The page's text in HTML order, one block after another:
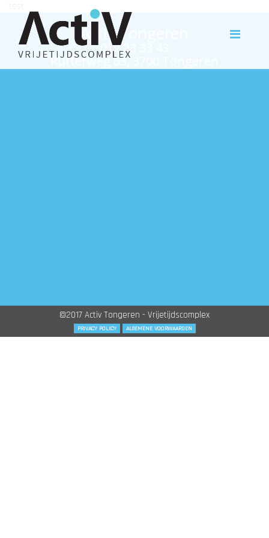
Activ Tongeren
012 23 33 43
Rutterweg 63, 3700 Tongeren
©2017 Activ Tongeren - Vrijetijdscomplex
PRIVACY POLICY ALGEMENE VOORWAARDEN